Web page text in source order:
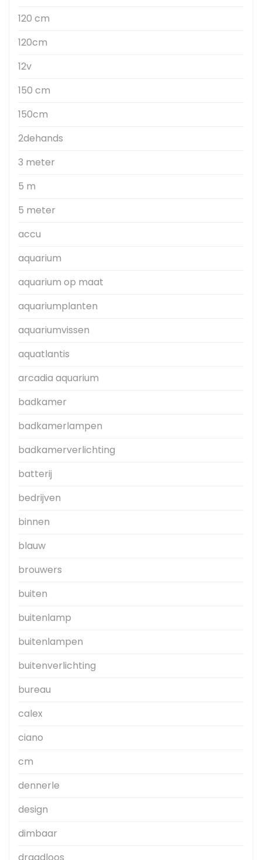
120 cm
120cm
12v
150 cm
150cm
2dehands
3 meter
5 m
5 meter
accu
aquarium
aquarium op maat
aquariumplanten
aquariumvissen
aquatlantis
arcadia aquarium
badkamer
badkamerlampen
badkamerverlichting
batterij
bedrijven
binnen
blauw
brouwers
buiten
buitenlamp
buitenlampen
buitenverlichting
bureau
calex
ciano
cm
dennerle
design
dimbaar